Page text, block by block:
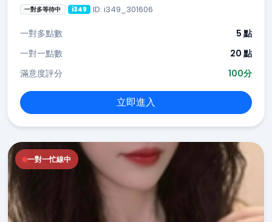
一對多等待中 i349 ID: i349_301606
一對多點數
5 點
一對一點數
20 點
滿意度評分
100分
立即進入
一對一忙線中